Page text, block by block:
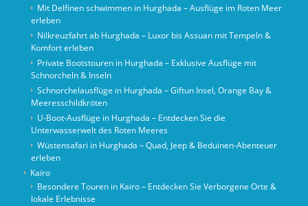
Mit Delfinen schwimmen in Hurghada – Ausflüge im Roten Meer
erleben
Nilkreuzfahrt ab Hurghada – Luxor bis Assuan mit Tempeln &
Komfort erleben
Private Bootstouren in Hurghada – Exklusive Ausflüge mit
Schnorcheln & Inseln
Schnorchelausflüge in Hurghada – Giftun Insel, Orange Bay &
Meeresschildkröten
U-Boot-Ausflüge in Hurghada – Entdecken Sie die
Unterwasserwelt des Roten Meeres
Wüstensafari in Hurghada – Quad, Jeep & Beduinen-Abenteuer
erleben
Kairo
Besondere Touren in Kairo – Entdecken Sie Verborgene Orte &
lokale Erlebnisse